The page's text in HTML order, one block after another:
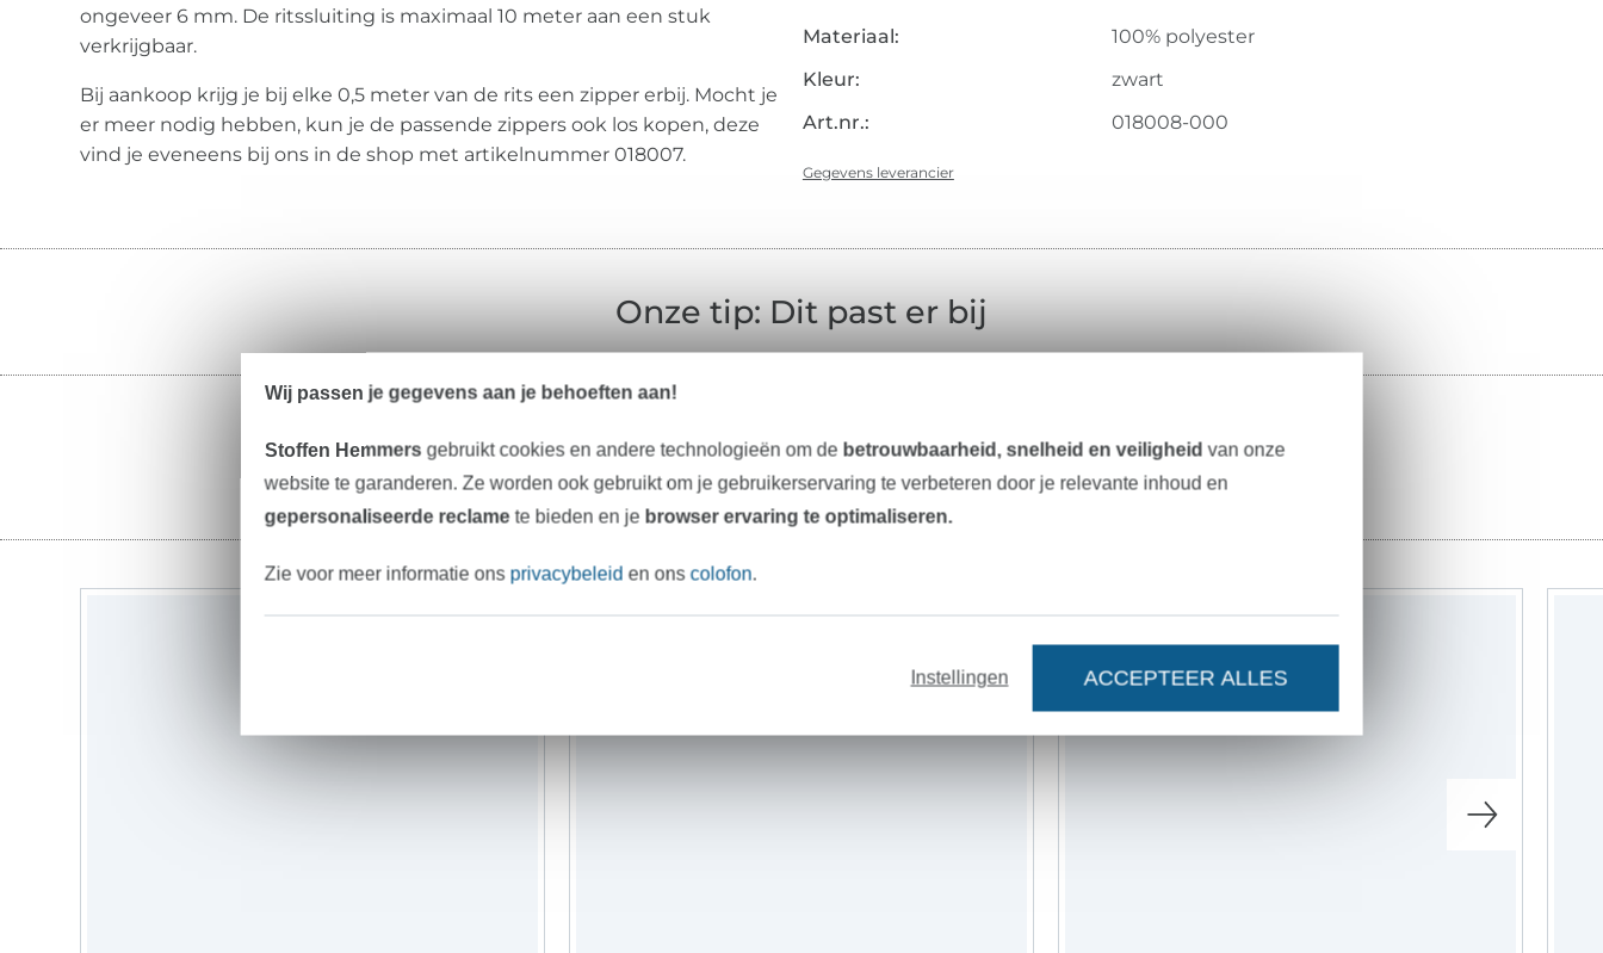
ongeveer 6 mm. De ritssluiting is maximaal 10 meter aan een stuk
verkrijgbaar.
Bij aankoop krijg je bij elke 0,5 meter van de rits een zipper erbij. Mocht je
er meer nodig hebben, kun je de passende zippers ook los kopen, deze
vind je eveneens bij ons in de shop met artikelnummer 018007.
Materiaal:
100% polyester
Kleur:
zwart
Art.nr.:
018008-000
Gegevens leverancier
Onze tip: Dit past er bij
fournituren naaipatronen
Wij passen je gegevens aan je behoeften aan!
Stoffen Hemmers gebruikt cookies en andere technologieën om de betrouwbaarheid, snelheid en veiligheid van onze
website te garanderen. Ze worden ook gebruikt om je gebruikerservaring te verbeteren door je relevante inhoud en
gepersonaliseerde reclamete bieden en je browser ervaring te optimaliseren.
Zie voor meer informatie ons privacybeleid en onscolofon.
Instellingen ACCEPTEER ALLES